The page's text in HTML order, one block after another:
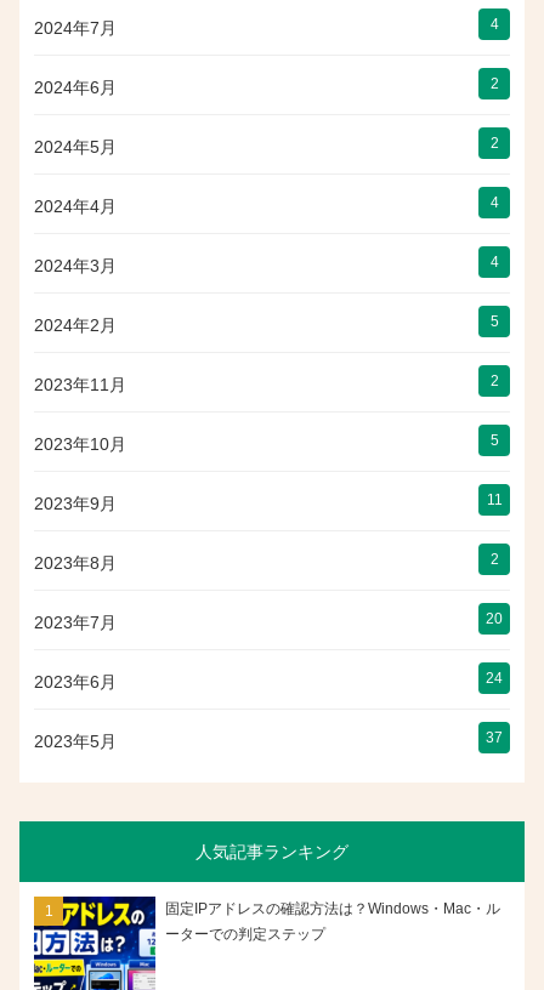
2024年7月 4
2024年6月 2
2024年5月 2
2024年4月 4
2024年3月 4
2024年2月 5
2023年11月 2
2023年10月 5
2023年9月 11
2023年8月 2
2023年7月 20
2023年6月 24
2023年5月 37
人気記事ランキング
固定IPアドレスの確認方法は？Windows・Mac・ル
ーターでの判定ステップ